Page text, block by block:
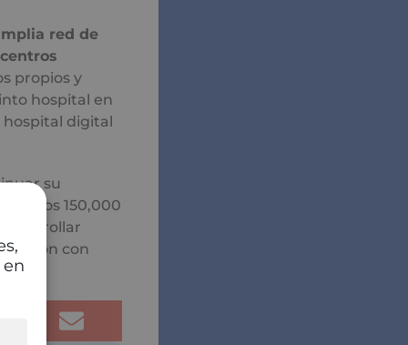
red de
propios y
hospital en
digital
su
a los 150,000
con